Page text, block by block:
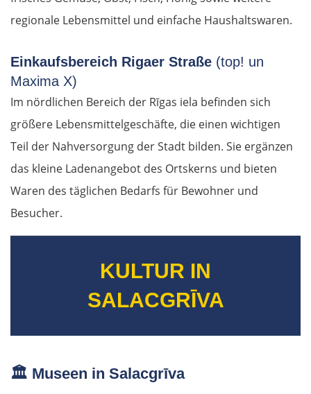
regionale Lebensmittel und einfache Haushaltswaren.
Einkaufsbereich Rigaer Straße (top! un
Maxima X)
Im nördlichen Bereich der Rīgas iela befinden sich
größere Lebensmittelgeschäfte, die einen wichtigen
Teil der Nahversorgung der Stadt bilden. Sie ergänzen
das kleine Ladenangebot des Ortskerns und bieten
Waren des täglichen Bedarfs für Bewohner und
Besucher.
KULTUR IN
SALACGRĪVA
🏛️ Museen in Salacgrīva